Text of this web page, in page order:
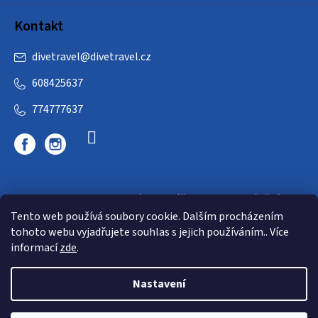
Tento web používá soubory cookie. Dalším procházením
tohoto webu vyjadřujete souhlas s jejich používáním.. Více
informacízde.
Nastavení
Kontakt
divetravel@divetravel.cz
608425637
774777637
DIVETRAVEL - cestovní kancelář - cesty za potápěním
Copyright 2026E-dive. Všechna práva vyhrazena.